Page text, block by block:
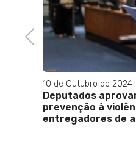
Previous
10 de Outubro de 2024
Deputados
prevenção à
entregadores de